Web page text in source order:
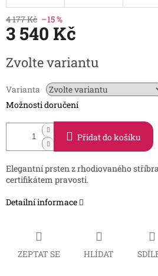
4 177 Kč –15 %
3 540 Kč
cena:
Zvolte variantu
Varianta
Možnosti doručení
Přidat do košíku
Elegantní prsten z rhodiovaného
certifikátem pravosti.
Detailní informace
ZEPTAT SE HLÍDAT